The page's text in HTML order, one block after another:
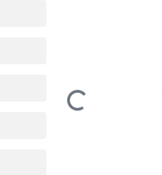
Loading...